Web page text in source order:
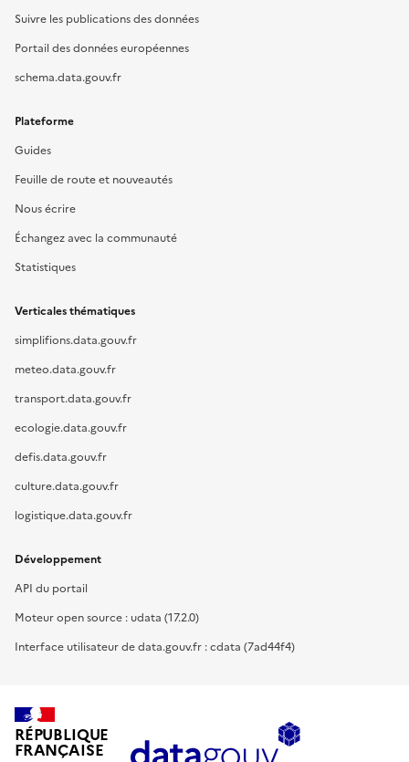
Suivre les publications des données
Portail des données européennes
schema.data.gouv.fr
Plateforme
Guides
Feuille de route et nouveautés
Nous écrire
Échangez avec la communauté
Statistiques
Verticales thématiques
simplifions.data.gouv.fr
meteo.data.gouv.fr
transport.data.gouv.fr
ecologie.data.gouv.fr
defis.data.gouv.fr
culture.data.gouv.fr
logistique.data.gouv.fr
Développement
API du portail
Moteur open source : udata (17.2.0)
Interface utilisateur de data.gouv.fr : cdata (7ad44f4)
RÉPUBLIQUE
FRANÇAISE